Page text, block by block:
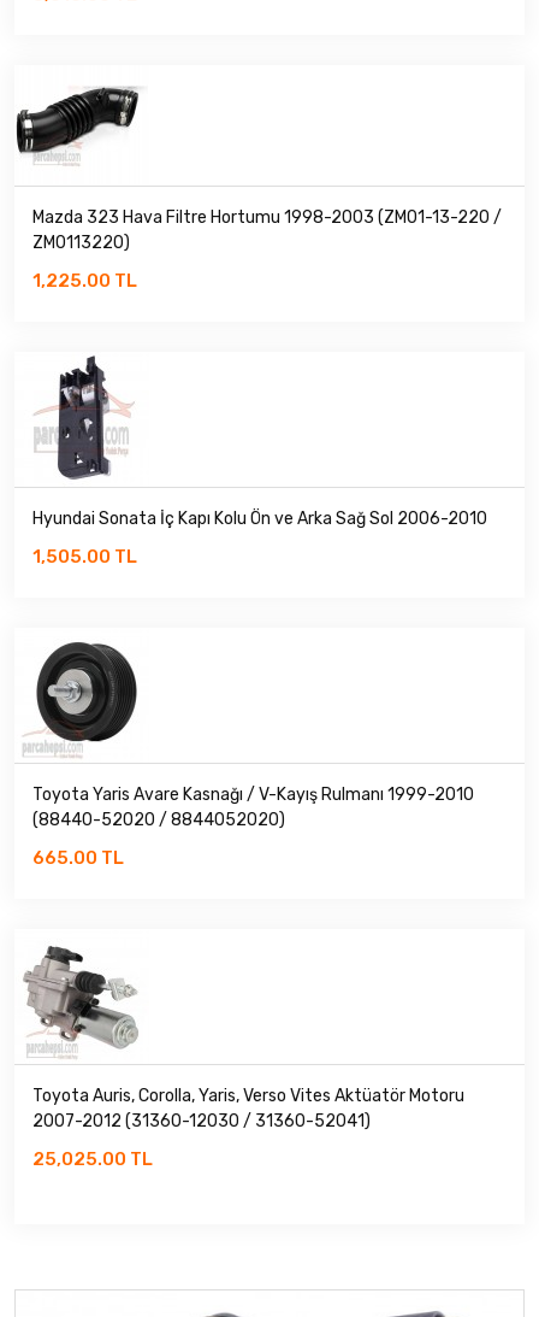
TATA
TOYOTA
Mazda 323 Hava Filtre Hortumu 1998-2003 (ZM01-13-220 /
ZM0113220)
1,225.00 TL
Hyundai Sonata İç Kapı Kolu Ön ve Arka Sağ Sol 2006-2010
1,505.00 TL
Toyota Yaris Avare Kasnağı / V-Kayış Rulmanı 1999-2010
(88440-52020 / 8844052020)
665.00 TL
Toyota Auris, Corolla, Yaris, Verso Vites Aktüatör Motoru
2007-2012 (31360-12030 / 31360-52041)
25,025.00 TL